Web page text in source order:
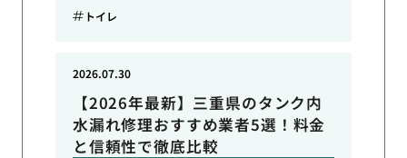
トイレ
【2026年最新】三重県のタンク内
水漏れ修理おすすめ業者5選！料金
と信頼性で徹底比較
2026.07.30